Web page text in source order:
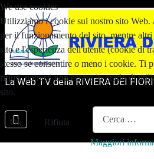
La Web TV della RIVIERA DEI FIORI
We use cookies
Utilizziamo i cookie sul nostro sito Web.
per il funzionamento del sito, mentre
sito e l'esperienza dell'utente (cookie di
stesso se consentire o meno i cookie. Ti
rifiuti, potresti non essere in grado di
sito.
Ok Rifiuta
Maggiori